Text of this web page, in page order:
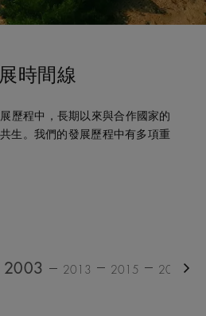
時間線
展歷程中，長期以來與合作國家的
生。我們的發展歷程中有多項重
2003 2013 2015 2017